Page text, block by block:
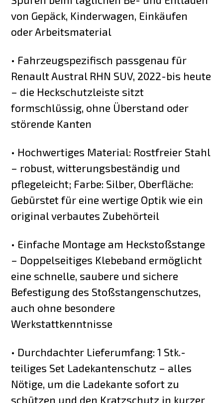
von Gepäck, Kinderwagen, Einkäufen
oder Arbeitsmaterial
• Fahrzeugspezifisch passgenau für
Renault Austral RHN SUV, 2022-bis heute
– die Heckschutzleiste sitzt
formschlüssig, ohne Überstand oder
störende Kanten
• Hochwertiges Material: Rostfreier Stahl
– robust, witterungsbeständig und
pflegeleicht; Farbe: Silber, Oberfläche:
Gebürstet für eine wertige Optik wie ein
original verbautes Zubehörteil
• Einfache Montage am Heckstoßstange
– Doppelseitiges Klebeband ermöglicht
eine schnelle, saubere und sichere
Befestigung des Stoßstangenschutzes,
auch ohne besondere
Werkstattkenntnisse
• Durchdachter Lieferumfang: 1 Stk.-
teiliges Set Ladekantenschutz – alles
Nötige, um die Ladekante sofort zu
schützen und den Kratzschutz in kurzer